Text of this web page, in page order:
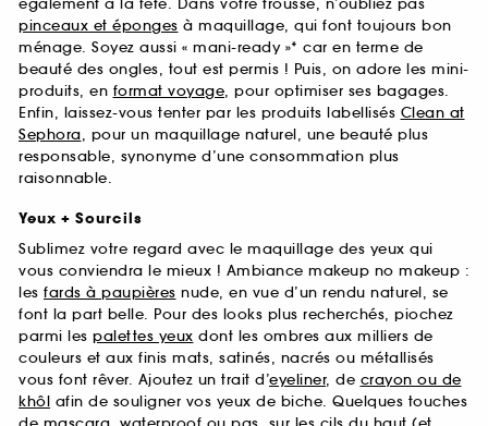
également à la fête. Dans votre trousse, n’oubliez pas
pinceaux et éponges à maquillage, qui font toujours bon
ménage. Soyez aussi « mani-ready »* car en terme de
beauté des ongles, tout est permis ! Puis, on adore les mini-
produits, en format voyage, pour optimiser ses bagages.
Enfin, laissez-vous tenter par les produits labellisés Clean at
Sephora, pour un maquillage naturel, une beauté plus
responsable, synonyme d’une consommation plus
raisonnable.
Yeux + Sourcils
Sublimez votre regard avec le maquillage des yeux qui
vous conviendra le mieux ! Ambiance makeup no makeup :
les fards à paupières nude, en vue d’un rendu naturel, se
font la part belle. Pour des looks plus recherchés, piochez
parmi les palettes yeux dont les ombres aux milliers de
couleurs et aux finis mats, satinés, nacrés ou métallisés
vous font rêver. Ajoutez un trait d’eyeliner, de crayon ou de
khôl afin de souligner vos yeux de biche. Quelques touches